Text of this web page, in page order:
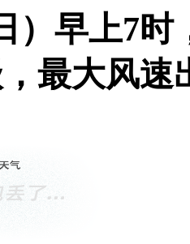
）早上7
最大风速